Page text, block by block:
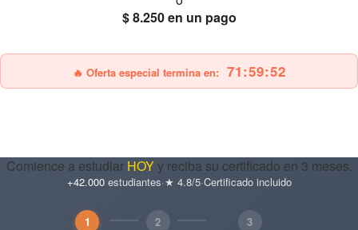
$ 8.250en un pago
🔥 Oferta especial termina en: 71:59:51
Comience a estudiar HOYy reciba su certificado en 3 meses.
+42.000estudiantes·★ 4.8/5·Certificado incluido
1 2 3